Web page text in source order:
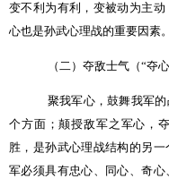
变不利为有利，变被动为主
心也是孙武心理战的重要因素。
（二）夺敌士气（“夺
聚我军心，鼓舞我军
个方面；颠授敌军之军心，
胜，是孙武心理战结构的另
军必须具有忠心、同心、奇